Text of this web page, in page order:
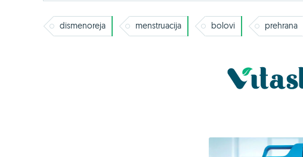
dismenoreja menstruacija bolovi prehrana